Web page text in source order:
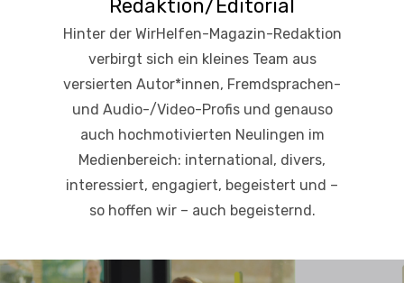
Redaktion/Editorial
Hinter der WirHelfen-Magazin-Redaktion
verbirgt sich ein kleines Team aus
versierten Autor*innen, Fremdsprachen-
und Audio-/Video-Profis und genauso
auch hochmotivierten Neulingen im
Medienbereich: international, divers,
interessiert, engagiert, begeistert und –
so hoffen wir – auch begeisternd.